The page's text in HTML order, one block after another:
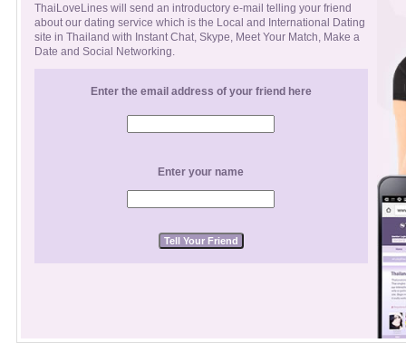
ThaiLoveLines will send an introductory e-mail telling your friend
about our dating service which is the Local and International Dating
site in Thailand with Instant Chat, Skype, Meet Your Match, Make a
Date and Social Networking.
Enter the email address of your friend here
Enter your name